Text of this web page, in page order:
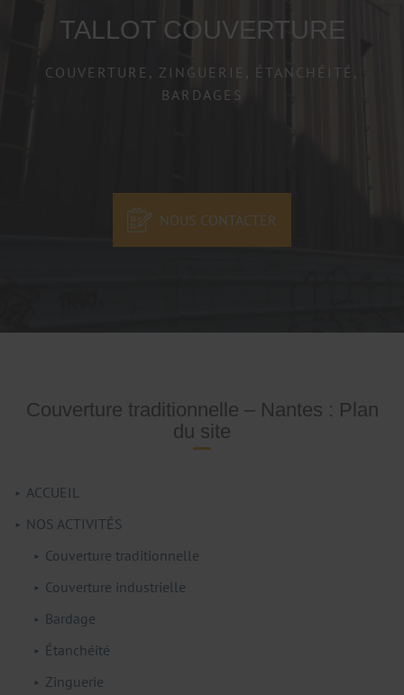
TALLOT COUVERTURE
COUVERTURE, ZINGUERIE, ÉTANCHÉITÉ,
BARDAGES
NOUS CONTACTER
Couverture traditionnelle – Nantes : Plan
du site
ACCUEIL
NOS ACTIVITÉS
Couverture traditionnelle
Couverture industrielle
Bardage
Étanchéité
Zinguerie